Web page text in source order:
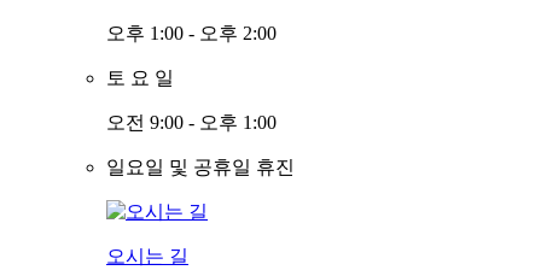
오후 1:00 - 오후 2:00
토 요 일
오전 9:00 - 오후 1:00
일요일 및 공휴일 휴진
오시는 길